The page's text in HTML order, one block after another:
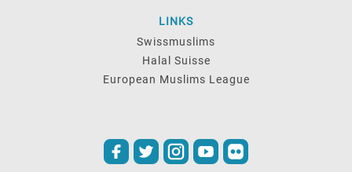
LINKS
Swissmuslims
Halal Suisse
European Muslims League